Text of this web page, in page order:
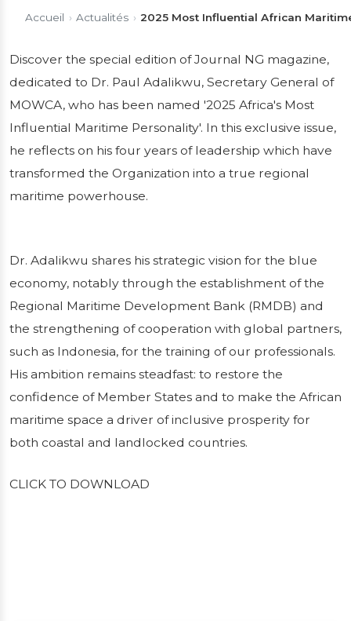
Secretary General of MOWCA, who has been
Maritime Personality'. In this exclusive issue,
he reflects on his...
Publié le 23/01/2026 1 min de lecture
Accueil › Actualités › 2025 Most Influential African
Discover the special edition of Journal NG magazine,
dedicated to Dr. Paul Adalikwu, Secretary General of
MOWCA, who has been named '2025 Africa's Most
Influential Maritime Personality'. In this exclusive issue,
he reflects on his four years of leadership which have
transformed the Organization into a true regional
maritime powerhouse.
Dr. Adalikwu shares his strategic vision for the blue
economy, notably through the establishment of the
Regional Maritime Development Bank (RMDB) and
the strengthening of cooperation with global partners,
such as Indonesia, for the training of our professionals.
His ambition remains steadfast: to restore the
confidence of Member States and to make the African
maritime space a driver of inclusive prosperity for
both coastal and landlocked countries.
CLICK TO DOWNLOAD